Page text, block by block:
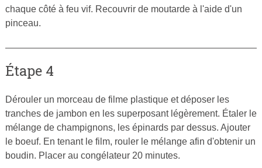
chaque côté à feu vif. Recouvrir de moutarde à l'aide d'un
pinceau.
Étape 4
Dérouler un morceau de filme plastique et déposer les
tranches de jambon en les superposant légèrement. Étaler le
mélange de champignons, les épinards par dessus. Ajouter
le boeuf. En tenant le film, rouler le mélange afin d'obtenir un
boudin. Placer au congélateur 20 minutes.